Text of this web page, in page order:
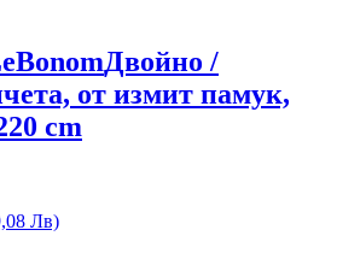
Двойно /
от измит памук,
cm
Лв)